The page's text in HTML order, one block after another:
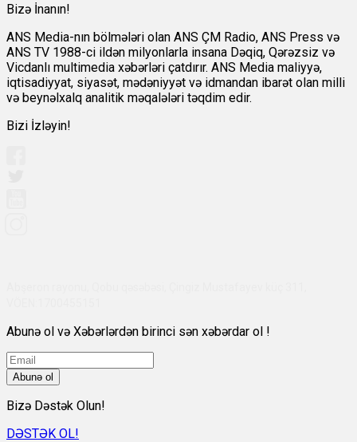
Bizə İnanın!
ANS Media-nın bölmələri olan ANS ÇM Radio, ANS Press və
ANS TV 1988-ci ildən milyonlarla insana Dəqiq, Qərəzsiz və
Vicdanlı multimedia xəbərləri çatdırır. ANS Media maliyyə,
iqtisadiyyat, siyasət, mədəniyyət və idmandan ibarət olan milli
və beynəlxalq analitik məqalələri təqdim edir.
Bizi İzləyin!
Abunə ol və Xəbərlərdən birinci sən xəbərdar ol !
Abunə ol
Bizə Dəstək Olun!
DƏSTƏK OL!